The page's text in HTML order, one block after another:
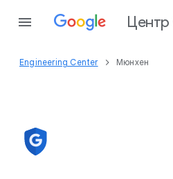
Центр
Engineering Center Мюнхен